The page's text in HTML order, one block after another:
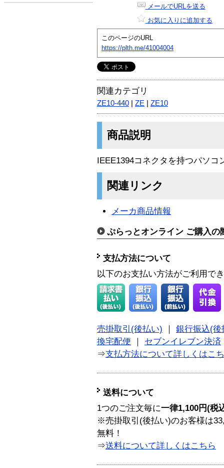
メールでURLを送る
お気に入りに追加する
このページのURL
https://plth.me/41004004
関連カテゴリ
ZE10-440 ZE ZE10
商品説明
IEEE1394コネクタを持つパソコ
関連リンク
メーカ商品情報
ぷらっとオンライン ご購入の
支払方法について
以下のお支払い方法がご利用で
売掛取引(後払い)
銀行振込(後
換宅配便
セブンイレブン決済
⇒支払方法について詳しくはこ
送料について
1つのご注文毎に一律1,100円(税
※売掛取引(後払い)のお客様は
無料！
⇒送料について詳しくはこちら